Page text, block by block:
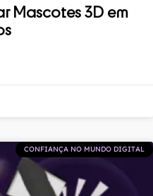
Mascotes 3D em
CONFIANÇA NO MUNDO DIGITAL